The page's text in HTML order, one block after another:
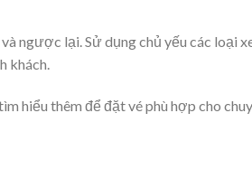
ngược lại. Sử dụng chủ yếu các loại
khách.
hiểu thêm để đặt vé phù hợp cho